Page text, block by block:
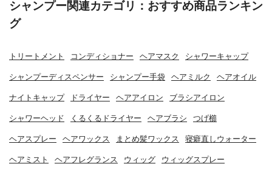
シャンプー関連カテゴリ：おすすめ商品ランキン
グ
トリートメント コンディショナー ヘアマスク シャワーキャップ
シャンプーディスペンサー シャンプー手袋 ヘアミルク ヘアオイル
ナイトキャップ ドライヤー ヘアアイロン ブラシアイロン
シャワーヘッド くるくるドライヤー ヘアブラシ つげ櫛
ヘアスプレー ヘアワックス まとめ髪ワックス 寝癖直しウォーター
ヘアミスト ヘアフレグランス ウィッグ ウィッグスプレー